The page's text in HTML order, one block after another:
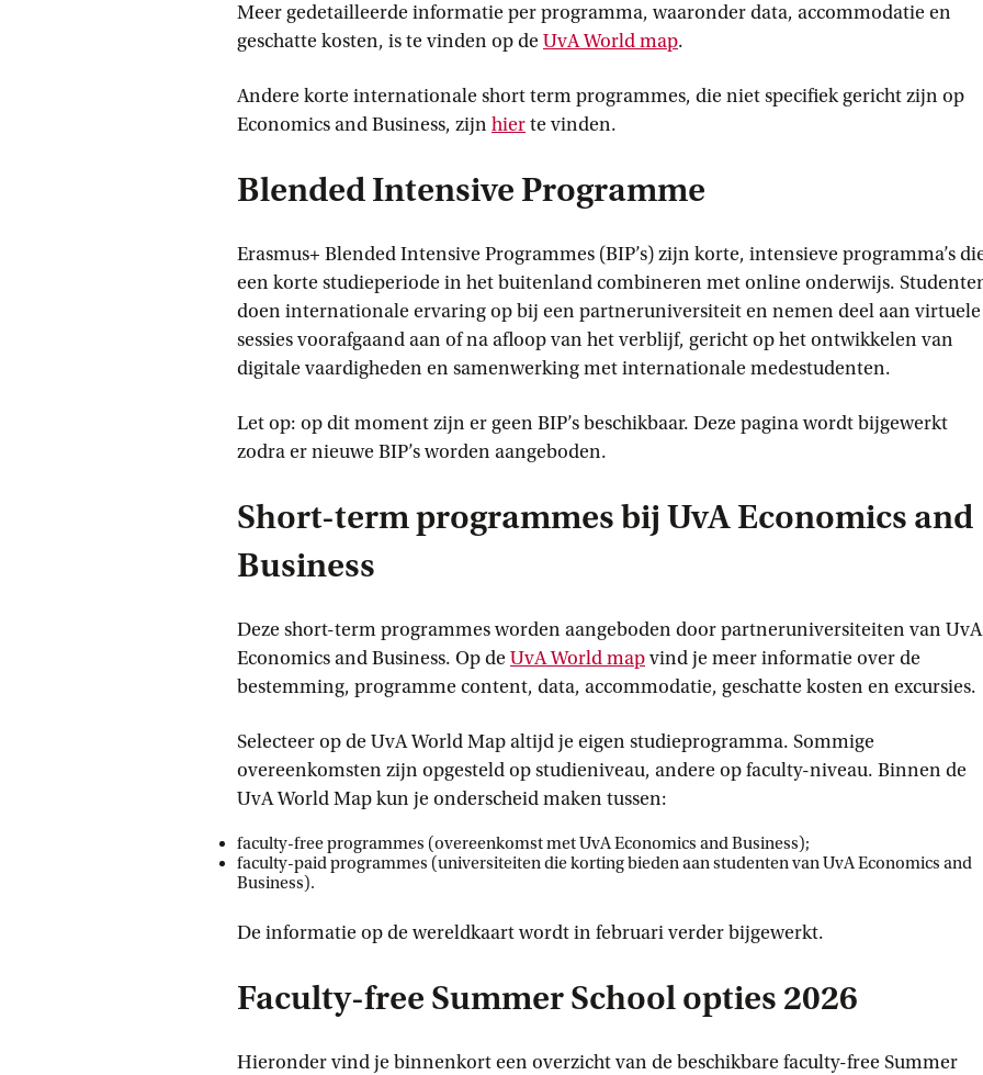
Meer gedetailleerde informatie per programma, waaronder data, accommodatie en
geschatte kosten, is te vinden op de UvA World map.
Andere korte internationale short term programmes, die niet specifiek gericht zijn op
Economics and Business, zijn hierte vinden.
Blended Intensive Programme
Erasmus+ Blended Intensive Programmes (BIP’s) zijn korte, intensieve programma’s
een korte studieperiode in het buitenland combineren met online onderwijs.
doen internationale ervaring op bij een partneruniversiteit en nemen deel aan virtuele
sessies voorafgaand aan of na afloop van het verblijf, gericht op het ontwikkelen van
digitale vaardigheden en samenwerking met internationale medestudenten.
Let op: op dit moment zijn er geen BIP’s beschikbaar. Deze pagina wordt bijgewerkt
zodra er nieuwe BIP’s worden aangeboden.
Short-term programmes bij UvA Economics and
Business
Deze short-term programmes worden aangeboden door partneruniversiteiten van UvA
Economics and Business. Op de UvA World mapvind je meer informatie over de
bestemming, programme content, data, accommodatie, geschatte kosten en excursies.
Selecteer op de UvA World Map altijd je eigen studieprogramma. Sommige
overeenkomsten zijn opgesteld op studieniveau, andere op faculty-niveau. Binnen de
UvA World Map kun je onderscheid maken tussen:
faculty-free programmes (overeenkomst met UvA Economics and Business);
faculty-paid programmes (universiteiten die korting bieden aan studenten van UvA Economics and
Business).
De informatie op de wereldkaart wordt in februari verder bijgewerkt.
Faculty-free Summer School opties 2026
Hieronder vind je binnenkort een overzicht van de beschikbare faculty-free Summer